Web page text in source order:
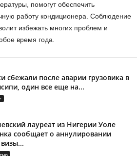
помогут обеспечить
работу кондиционера. Соблюдение
избежать многих проблем и
время года.
сбежали после аварии грузовика в
один все еще на...
лауреат из Нигерии Уоле
сообщает о аннулировании